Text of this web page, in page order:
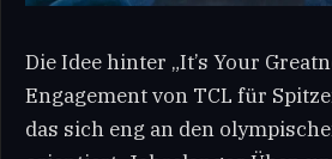
Die Idee hinter „It’s Your
Engagement von TCL für
das sich eng an den